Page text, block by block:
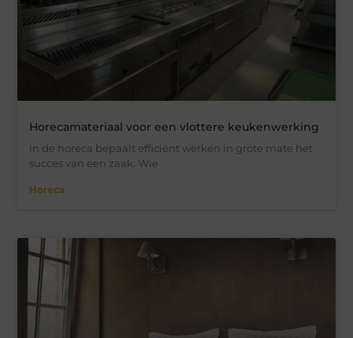
Horecamateriaal voor een vlottere keukenwerking
In de horeca bepaalt efficiënt werken in grote mate het
succes van een zaak. Wie
Horeca